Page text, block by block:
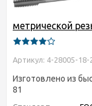
метрической
Артикул: 4-28005-18-
Изготовлено из
81